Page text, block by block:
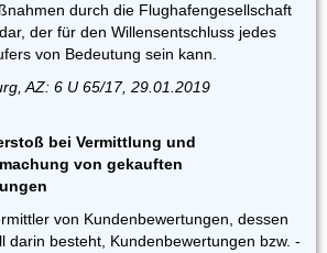
durch die Flughafengesellschaft
der für den Willensentschluss jedes
von Bedeutung sein kann.
AZ: 6 U 65/17, 29.01.2019
bei Vermittlung und
von gekauften
von Kundenbewertungen, dessen
darin besteht, Kundenbewertungen bzw. -